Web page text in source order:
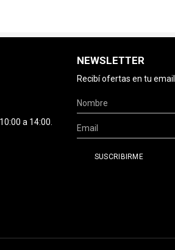
a 14:00.
NEWSLETTER
Recibí ofertas en tu email